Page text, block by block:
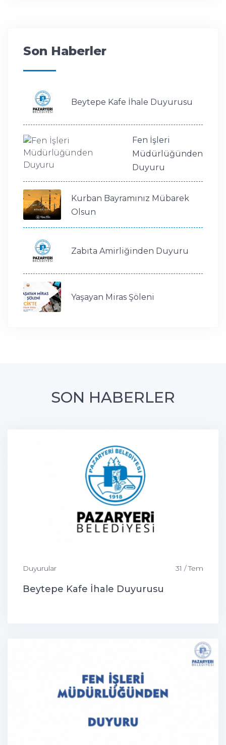
Son Haberler
Beytepe Kafe İhale Duyurusu
Fen İşleri
Müdürlüğünden
Duyuru
Kurban Bayramınız Mübarek
Olsun
Zabıta Amirliğinden Duyuru
Yaşayan Miras Şöleni
SON HABERLER
Duyurular 31 / Tem
Beytepe Kafe İhale Duyurusu